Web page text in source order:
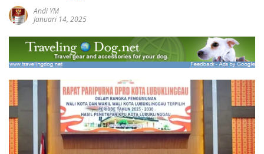
Andi YM
Januari 14, 2025